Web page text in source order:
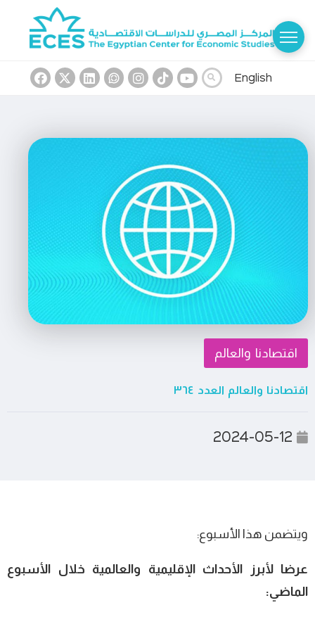
English
اقتصادنا والعالم
اقتصادنا والعالم العدد ٣٦٤
ويتضمن هذا الأسبوع:
عرضا لأبرز الأحداث الإقليمية والعالمية خلال الأسبوع
الماضي: